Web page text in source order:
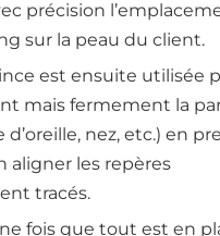
précision
sur la peau du client.
est ensuite utilisée
mais fermement la
d’oreille, nez, etc.) en
aligner les repères
tracés.
fois que tout est en